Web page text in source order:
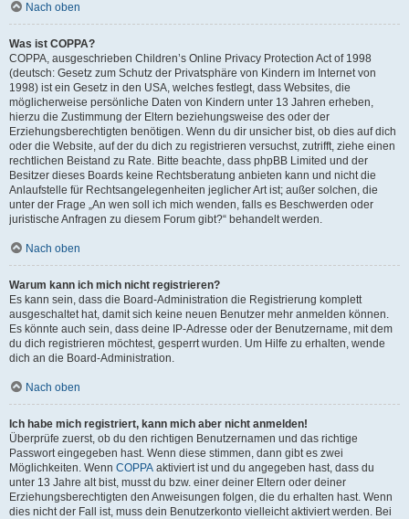
Nach oben
Was ist COPPA?
COPPA, ausgeschrieben Children’s Online Privacy Protection Act of 1998
(deutsch: Gesetz zum Schutz der Privatsphäre von Kindern im Internet von
1998) ist ein Gesetz in den USA, welches festlegt, dass Websites, die
möglicherweise persönliche Daten von Kindern unter 13 Jahren erheben,
hierzu die Zustimmung der Eltern beziehungsweise des oder der
Erziehungsberechtigten benötigen. Wenn du dir unsicher bist, ob dies auf dich
oder die Website, auf der du dich zu registrieren versuchst, zutrifft, ziehe einen
rechtlichen Beistand zu Rate. Bitte beachte, dass phpBB Limited und der
Besitzer dieses Boards keine Rechtsberatung anbieten kann und nicht die
Anlaufstelle für Rechtsangelegenheiten jeglicher Art ist; außer solchen, die
unter der Frage „An wen soll ich mich wenden, falls es Beschwerden oder
juristische Anfragen zu diesem Forum gibt?“ behandelt werden.
Nach oben
Warum kann ich mich nicht registrieren?
Es kann sein, dass die Board-Administration die Registrierung komplett
ausgeschaltet hat, damit sich keine neuen Benutzer mehr anmelden können.
Es könnte auch sein, dass deine IP-Adresse oder der Benutzername, mit dem
du dich registrieren möchtest, gesperrt wurden. Um Hilfe zu erhalten, wende
dich an die Board-Administration.
Nach oben
Ich habe mich registriert, kann mich aber nicht anmelden!
Überprüfe zuerst, ob du den richtigen Benutzernamen und das richtige
Passwort eingegeben hast. Wenn diese stimmen, dann gibt es zwei
Möglichkeiten. Wenn COPPA aktiviert ist und du angegeben hast, dass du
unter 13 Jahre alt bist, musst du bzw. einer deiner Eltern oder deiner
Erziehungsberechtigten den Anweisungen folgen, die du erhalten hast. Wenn
dies nicht der Fall ist, muss dein Benutzerkonto vielleicht aktiviert werden. Bei